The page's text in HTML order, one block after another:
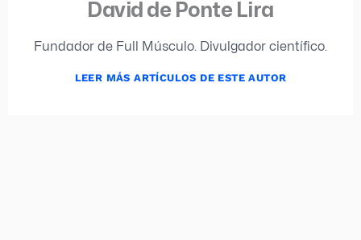
David de Ponte Lira
Fundador de Full Músculo. Divulgador científico.
LEER MÁS ARTÍCULOS DE ESTE AUTOR